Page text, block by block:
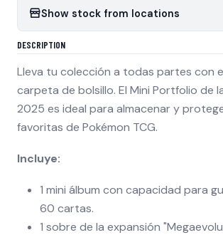
Show stock from locations
DESCRIPTION
Lleva tu colección a todas partes con
carpeta de bolsillo. El Mini Portfolio de
2025 es ideal para almacenar y
favoritas de Pokémon TCG.
Incluye:
1 mini álbum con capacidad para
60 cartas.
1 sobre de la expansión